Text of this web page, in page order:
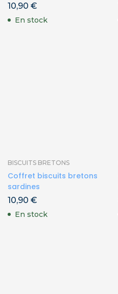
10,90 €
En stock
BISCUITS BRETONS
Coffret biscuits bretons
sardines
10,90 €
En stock